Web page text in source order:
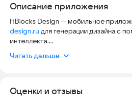
Описание приложения
HBlocks Design — мобильное
design.ru для генерации дизайна с
интеллекта.
• интерьера — комнаты и планировки;
Три режима работы:
Читать дальше
Оценки и отзывы